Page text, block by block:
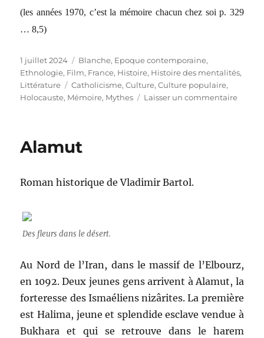
(les années 1970, c’est la mémoire chacun chez soi p. 329
… 8,5)
Publié
le
1 juillet 2024 Catégories
Blanche, Epoque contemporaine,
Ethnologie, Film, France, Histoire, Histoire des mentalités,
Littérature
Étiquettes
Catholicisme,Culture,Culture populaire,
Holocauste, Mémoire, Mythes Laisser un commentaire
Alamut
Roman historique de Vladimir Bartol.
Des fleurs dans le désert.
Au Nord de l’Iran, dans le massif de l’Elbourz,
en 1092. Deux jeunes gens arrivent à Alamut, la
forteresse des Ismaéliens nizârites. La première
est Halima, jeune et splendide esclave vendue à
Bukhara et qui se retrouve dans le harem